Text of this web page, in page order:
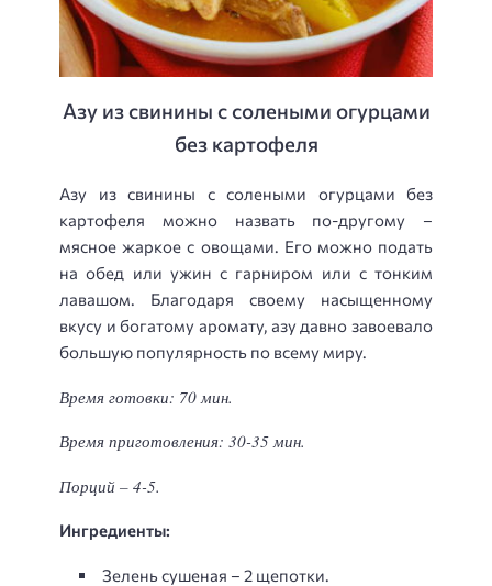
Азу из свинины с солеными огурцами
без картофеля
Азу из свинины с солеными огурцами без
картофеля можно назвать по-другому –
мясное жаркое с овощами. Его можно подать
на обед или ужин с гарниром или с тонким
лавашом. Благодаря своему насыщенному
вкусу и богатому аромату, азу давно завоевало
большую популярность по всему миру.
Время готовки: 70 мин.
Время приготовления: 30-35 мин.
Порций – 4-5.
Ингредиенты:
Зелень сушеная – 2 щепотки.